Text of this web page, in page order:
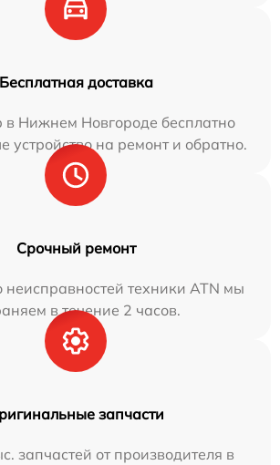
Бесплатная доставка
Нижнем Новгороде бесплатно
устройство на ремонт и обратно.
Срочный ремонт
неисправностей техники ATN мы
в течение 2 часов.
запчасти
запчастей от производителя в